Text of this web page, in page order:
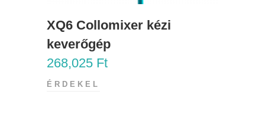
XQ6 Collomixer kézi
keverőgép
268,025 Ft
ÉRDEKEL